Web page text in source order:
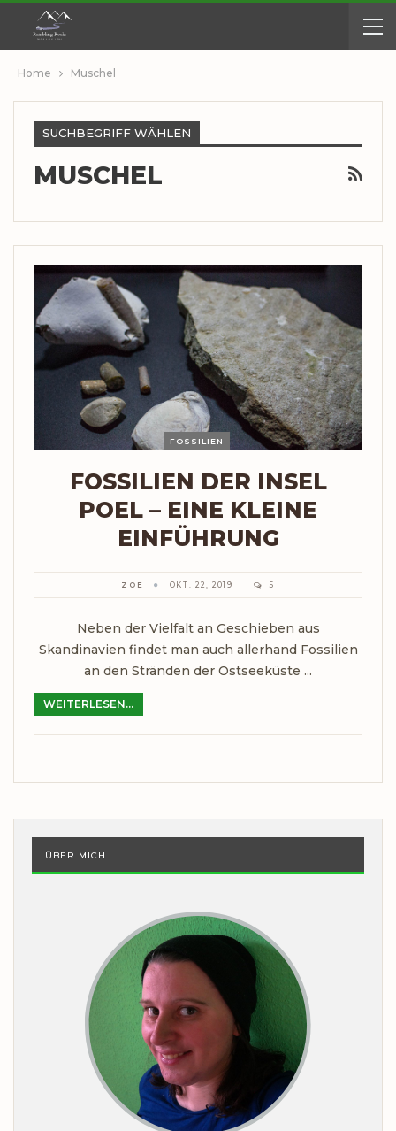
Home Muschel
SUCHBEGRIFF WÄHLEN
MUSCHEL
FOSSILIEN
FOSSILIEN DER INSEL
POEL – EINE KLEINE
EINFÜHRUNG
ZOE OKT. 22, 2019 5
Neben der Vielfalt an Geschieben aus
Skandinavien findet man auch allerhand Fossilien
an den Stränden der Ostseeküste ...
WEITERLESEN...
ÜBER MICH